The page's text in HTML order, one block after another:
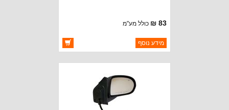
83 ₪ כולל מע"מ
ברקוד: BJ3443-SB
יצרן:OAKMAN OFFROAD
מידע נוסף